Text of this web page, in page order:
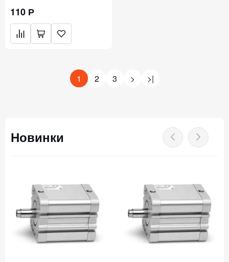
110 Р
1 2 3 > >|
Новинки